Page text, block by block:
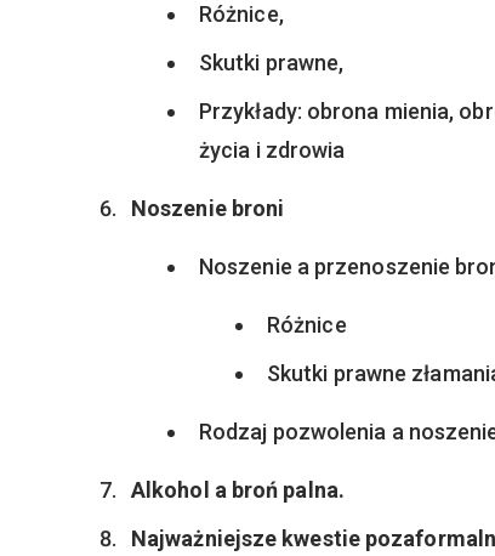
Różnice,
Skutki prawne,
Przykłady: obrona mienia,
życia i zdrowia
Noszenie broni
Noszenie a przenoszenie
Różnice
Skutki prawne
Rodzaj pozwolenia a
Alkohol a broń palna.
Najważniejsze kwestie